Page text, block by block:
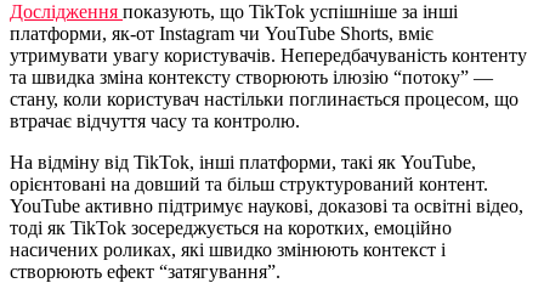
Дослідження показують, що TikTok успішніше за інші
платформи, як-от Instagram чи YouTube Shorts, вміє
утримувати увагу користувачів. Непередбачуваність контенту
та швидка зміна контексту створюють ілюзію “потоку” —
стану, коли користувач настільки поглинається процесом, що
втрачає відчуття часу та контролю.
На відміну від TikTok, інші платформи, такі як YouTube,
орієнтовані на довший та більш структурований контент.
YouTube активно підтримує наукові, доказові та освітні відео,
тоді як TikTok зосереджується на коротких, емоційно
насичених роликах, які швидко змінюють контекст і
створюють ефект “затягування”.